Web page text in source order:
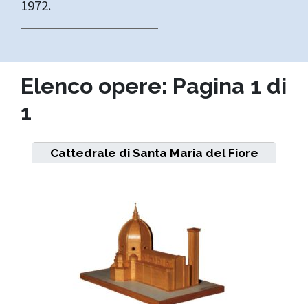
1972.
Elenco opere: Pagina 1 di
1
Cattedrale di Santa Maria del Fiore